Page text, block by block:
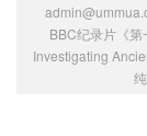
BBC纪录片《
Investigating